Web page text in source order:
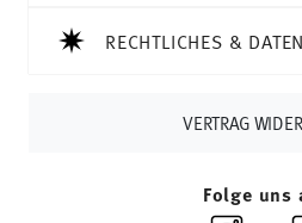
RECHTLICHES &
VERTRAG
Folge uns